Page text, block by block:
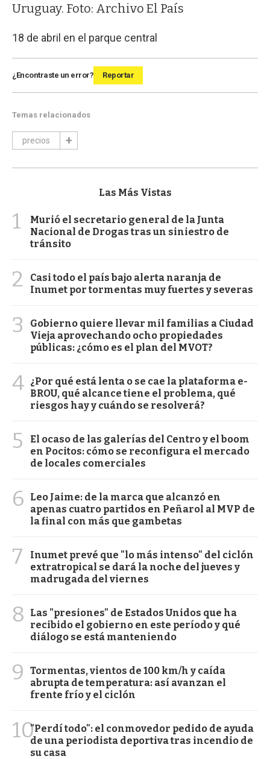
Uruguay. Foto: Archivo El País
18 de abril en el parque central
¿Encontraste un error? Reportar
Temas relacionados
precios
Las Más Vistas
1
Murió el secretario general de la Junta
Nacional de Drogas tras un siniestro de
tránsito
2
Casi todo el país bajo alerta naranja de
Inumet por tormentas muy fuertes y severas
3
Gobierno quiere llevar mil familias a Ciudad
Vieja aprovechando ocho propiedades
públicas: ¿cómo es el plan del MVOT?
4 ¿Por qué está lenta o se cae la plataforma e-
BROU, qué alcance tiene el problema, qué
riesgos hay y cuándo se resolverá?
5
El ocaso de las galerías del Centro y el boom
en Pocitos: cómo se reconfigura el mercado
de locales comerciales
6
Leo Jaime: de la marca que alcanzó en
apenas cuatro partidos en Peñarol al MVP de
la final con más que gambetas
7
Inumet prevé que "lo más intenso" del ciclón
extratropical se dará la noche del jueves y
madrugada del viernes
8
Las "presiones" de Estados Unidos que ha
recibido el gobierno en este período y qué
diálogo se está manteniendo
9
Tormentas, vientos de 100 km/h y caída
abrupta de temperatura: así avanzan el
frente frío y el ciclón
10"Perdí todo": el conmovedor pedido de ayuda
de una periodista deportiva tras incendio de
su casa